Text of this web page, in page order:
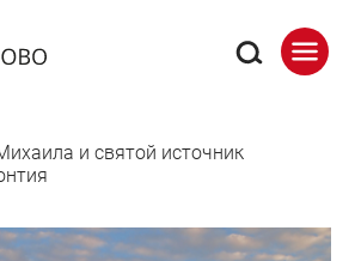
и святой источник